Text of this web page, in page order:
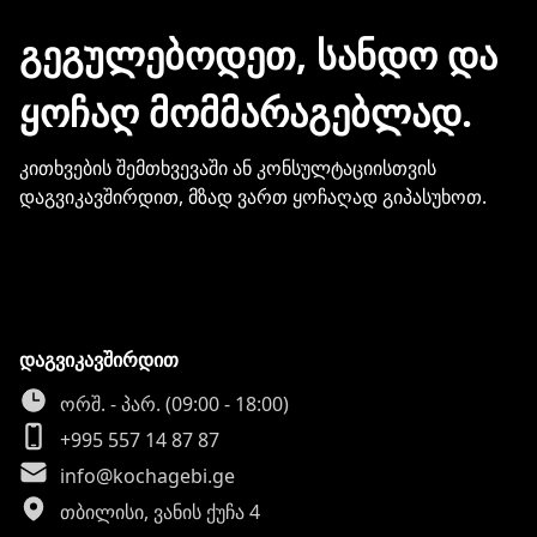
მონაცემების და სხვა პირადი
ინფორმაციის გაზიარება.
ᲒᲔᲒᲣᲚᲔᲑᲝᲓᲔᲗ, ᲡᲐᲜᲓᲝ ᲓᲐ
ᲧᲝᲩᲐᲦ ᲛᲝᲛᲛᲐᲠᲐᲒᲔᲑᲚᲐᲓ.
კითხვების შემთხვევაში ან კონსულტაციისთვის
დაგვიკავშირდით, მზად ვართ ყოჩაღად გიპასუხოთ.
დაგვიკავშირდით
ორშ. - პარ. (09:00 - 18:00)
+995 557 14 87 87
info@kochagebi.ge
თბილისი, ვანის ქუჩა 4